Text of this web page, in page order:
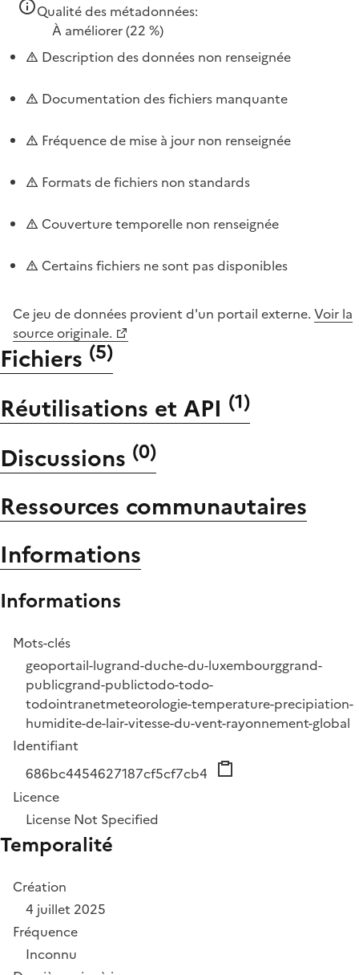
Qualité des métadonnées:
À améliorer(22 %)
Description des données non renseignée
Documentation des fichiers manquante
Fréquence de mise à jour non renseignée
Formats de fichiers non standards
Couverture temporelle non renseignée
Certains fichiers ne sont pas disponibles
Ce jeu de données provient d'un portail externe. Voir la
source originale.
Fichiers (5)
Réutilisations et API (1)
Discussions (0)
Ressources communautaires
Informations
Informations
Mots-clés
geoportail-lugrand-duche-du-luxembourggrand-
publicgrand-publictodo-todo-
todointranetmeteorologie-temperature-precipiation-
humidite-de-lair-vitesse-du-vent-rayonnement-global
Identifiant
686bc4454627187cf5cf7cb4
Licence
License Not Specified
Temporalité
Création
4 juillet 2025
Fréquence
Inconnu